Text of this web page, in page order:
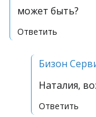
может быть?
Ответить
Бизон
Наталия,
Ответить